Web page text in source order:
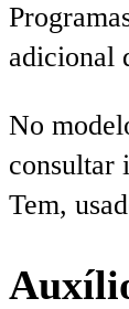
adicional
No
consultar
Tem,